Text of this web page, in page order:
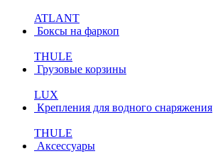
ATLANT
Боксы на фаркоп
THULE
Грузовые корзины
LUX
Крепления для водного снаряжения
THULE
Аксессуары